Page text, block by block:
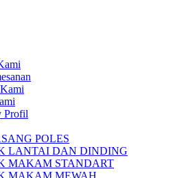
Profil
POLES
LANTAI DAN DINDING
MAKAM STANDART
MAKAM MEWAH